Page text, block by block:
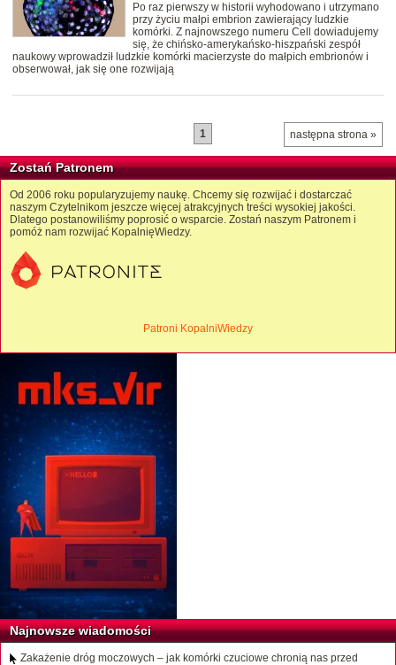
Po raz pierwszy w historii wyhodowano i utrzymano
przy życiu małpi embrion zawierający ludzkie
komórki. Z najnowszego numeru Cell dowiadujemy
się, że chińsko-amerykańsko-hiszpański zespół
naukowy wprowadził ludzkie komórki macierzyste do małpich embrionów i
obserwował, jak się one rozwijają
następna strona »
1
Zostań Patronem
Od 2006 roku popularyzujemy naukę. Chcemy się rozwijać i dostarczać
naszym Czytelnikom jeszcze więcej atrakcyjnych treści wysokiej jakości.
Dlatego postanowiliśmy poprosić o wsparcie. Zostań naszym Patronem i
pomóż nam rozwijać KopalnięWiedzy.
Patroni KopalniWiedzy
Najnowsze wiadomości
Zakażenie dróg moczowych – jak komórki czuciowe chronią nas przed